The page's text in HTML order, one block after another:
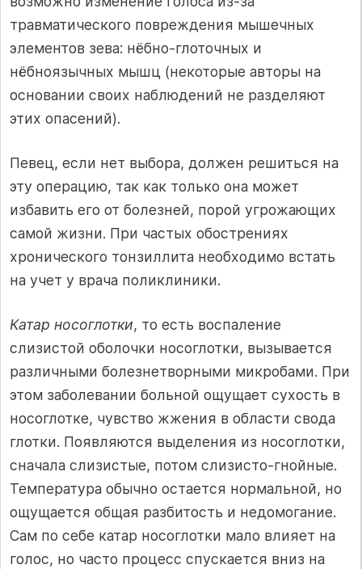
травматического повреждения мышечных
элементов зева: нёбно-глоточных и
нёбноязычных мышц (некоторые авторы на
основании своих наблюдений не разделяют
этих опасений).
Певец, если нет выбора, должен решиться на
эту операцию, так как только она может
избавить его от болезней, порой угрожающих
самой жизни. При частых обострениях
хронического тонзиллита необходимо встать
на учет у врача поликлиники.
Катар носоглотки, то есть воспаление
слизистой оболочки носоглотки, вызывается
различными болезнетворными микробами. При
этом заболевании больной ощущает сухость в
носоглотке, чувство жжения в области свода
глотки. Появляются выделения из носоглотки,
сначала слизистые, потом слизисто-гнойные.
Температура обычно остается нормальной, но
ощущается общая разбитость и недомогание.
Сам по себе катар носоглотки мало влияет на
голос, но часто процесс спускается вниз на